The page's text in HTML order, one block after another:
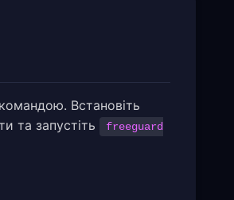
Встановіть
та запустіть
freeguard